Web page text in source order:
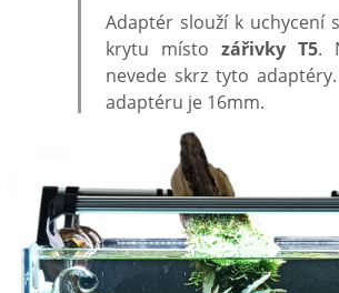
Adaptér slouží k uchycení
krytu místozářivky T5.
nevede skrz tyto
adaptéru je 16mm.